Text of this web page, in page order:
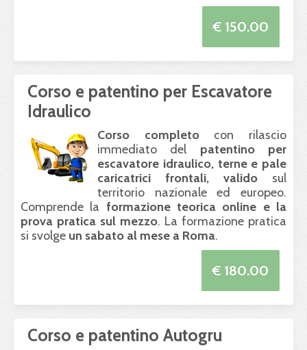
€ 150.00
Corso e patentino per Escavatore
Idraulico
Corso completocon rilascio
immediato del patentino per
escavatore idraulico, terne e pale
caricatrici frontali, valido sul
territorio nazionale ed europeo.
Comprende la formazione teorica online e la
prova pratica sul mezzo. La formazione pratica
si svolge un sabato al mese a Roma.
€ 180.00
Corso e patentino Autogru